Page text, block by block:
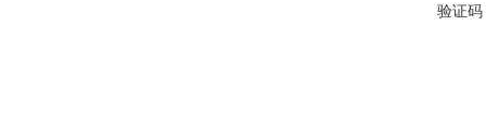
验证码